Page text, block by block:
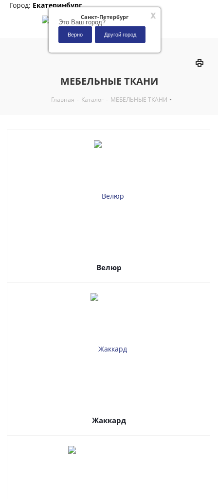
x
Санкт-Петербург
Это Ваш город?
Верно Другой город
Город: Екатеринбург
МЕБЕЛЬНЫЕ ТКАНИ
Главная - Каталог - МЕБЕЛЬНЫЕ ТКАНИ
Велюр
Жаккард